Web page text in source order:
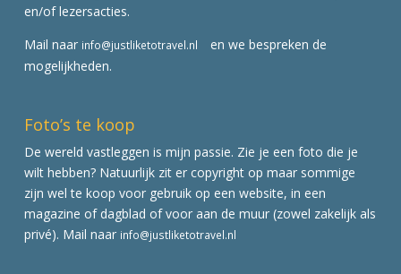
en/of lezersacties.
Mail naar info@justliketotravel.nl
en we bespreken de
mogelijkheden.
Foto’s te koop
De wereld vastleggen is mijn passie. Zie je een foto die je
wilt hebben? Natuurlijk zit er copyright op maar sommige
zijn wel te koop voor gebruik op een website, in een
magazine of dagblad of voor aan de muur (zowel zakelijk als
privé). Mail naar info@justliketotravel.nl